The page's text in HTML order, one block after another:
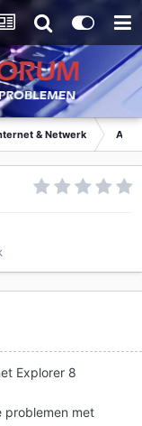
& Netwerk
Explorer 8
problemen met